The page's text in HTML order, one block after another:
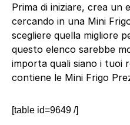
Prima di iniziare, crea un
cercando in una Mini
scegliere quella migliore
questo elenco sarebbe
importa quali siano i tuoi
contiene le Mini Frigo
[table id=9649 /]